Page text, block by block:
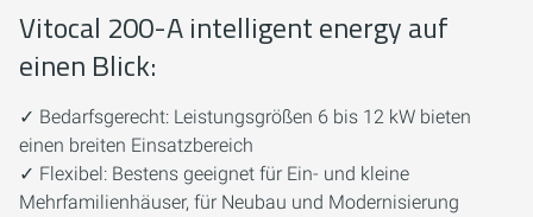
Vitocal 200-A intelligent energy auf
einen Blick:
✓ Bedarfsgerecht: Leistungsgrößen 6 bis 12 kW bieten
einen breiten Einsatzbereich
✓ Flexibel: Bestens geeignet für Ein- und kleine
Mehrfamilienhäuser, für Neubau und Modernisierung